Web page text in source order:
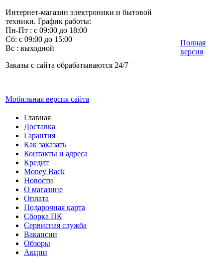
Интернет-магазин электроники и бытовой
техники. График работы:
Пн-Пт : с 09:00 до 18:00
Сб: с 09:00 до 15:00
Вс : выходной
Заказы с сайта обрабатываются 24/7
Мобильная версия сайта
Полная
версия
Главная
Доставка
Гарантия
Как заказать
Контакты и адреса
Кредит
Money Back
Новости
О магазине
Оплата
Подарочная карта
Сборка ПК
Сервисная служба
Вакансии
Обзоры
Акции